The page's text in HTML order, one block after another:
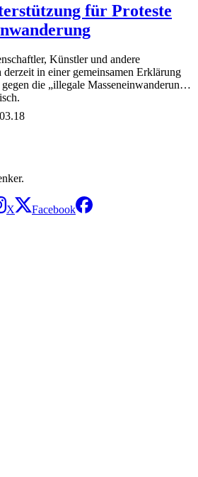
für Proteste
Künstler und andere
in einer gemeinsamen Erklärung
die „illegale Masseneinwanderung“
X Facebook